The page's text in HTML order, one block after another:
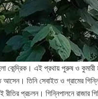
কেন্দ্রিক। এই প্রথায় পুরুষ ও
আসেন। তিনি সেবাইত ও গ্রামের
প্রচলন। গিন্নিপালনে রাজার